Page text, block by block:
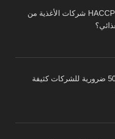
كيف يحمي نظام HACCP شركات الأغذية من
شهادة الايزو 50001 ضرورية للشركات كثيفة